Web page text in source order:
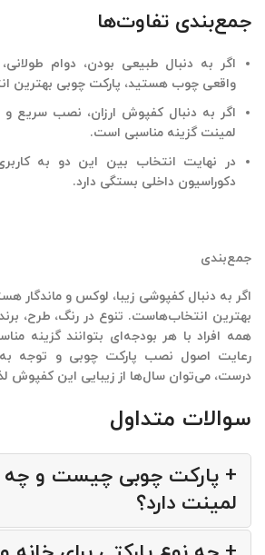
جمع‌بندی تفاوت‌ها
اگر به دنبال طبیعی بودن، دوام
واقعی چوب هستید، پارکت چوبی بهترین
اگر به دنبال کفپوش ارزان، نصب سریع
لمینت گزینه مناسبی است.
در نهایت انتخاب بین این دو به
دکوراسیون داخلی بستگی دارد.
جمع‌بندی
اگر به دنبال کفپوشی زیبا، لوکس و ماندگار
بهترین انتخاب‌هاست. تنوع در رنگ، طرح،
همه افراد با هر بودجه‌ای بتوانند گزینه
رعایت اصول نصب پارکت چوبی و توجه
درست، می‌توان سال‌ها از زیبایی این کفپوش
سوالات متداول
+ پارکت چوبی چیست و چه
لمینت دارد؟